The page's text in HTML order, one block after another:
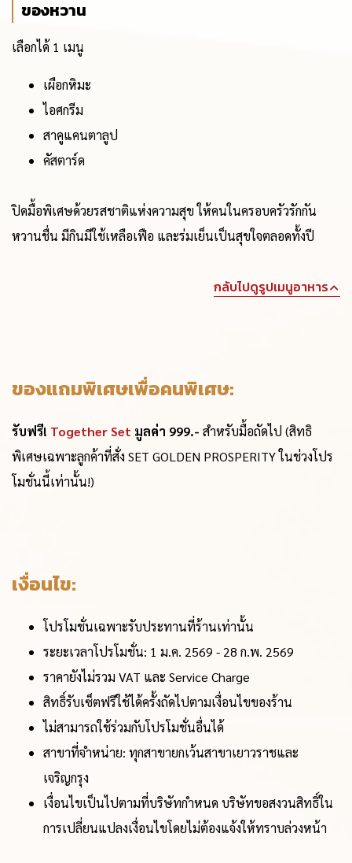
ของหวาน
เลือกได้ 1 เมนู
เผือกหิมะ
ไอศกรีม
สาคูแคนตาลูป
คัสตาร์ด
ปิดมื้อพิเศษด้วยรสชาติแห่งความสุข ให้คนในครอบครัวรักกัน
หวานชื่น มีกินมีใช้เหลือเฟือ และร่มเย็นเป็นสุขใจตลอดทั้งปี
กลับไปดูรูปเมนูอาหาร
ของแถมพิเศษเพื่อคนพิเศษ:
รับฟรี! Together Set มูลค่า 999.- สำหรับมื้อถัดไป (สิทธิ
พิเศษเฉพาะลูกค้าที่สั่ง SET GOLDEN PROSPERITY ในช่วงโปร
โมชั่นนี้เท่านั้น!)
เงื่อนไข:
โปรโมชั่นเฉพาะรับประทานที่ร้านเท่านั้น
ระยะเวลาโปรโมชั่น: 1 ม.ค. 2569 - 28 ก.พ. 2569
ราคายังไม่รวม VAT และ Service Charge
สิทธิ์รับเซ็ตฟรีใช้ได้ครั้งถัดไปตามเงื่อนไขของร้าน
ไม่สามารถใช้ร่วมกับโปรโมชั่นอื่นได้
สาขาที่จำหน่าย: ทุกสาขายกเว้นสาขาเยาวราชและ
เจริญกรุง
เงื่อนไขเป็นไปตามที่บริษัทกำหนด บริษัทขอสงวนสิทธิ์ใน
การเปลี่ยนแปลงเงื่อนไขโดยไม่ต้องแจ้งให้ทราบล่วงหน้า